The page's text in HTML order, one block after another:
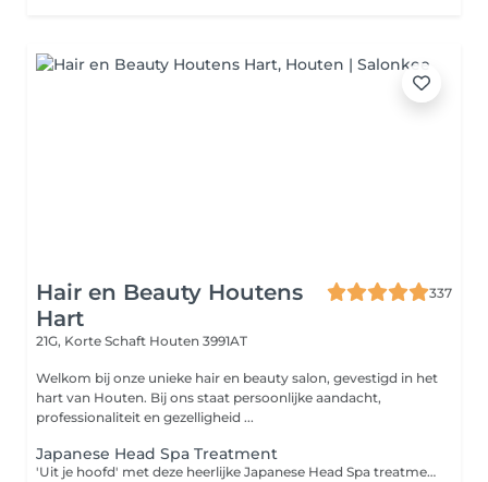
Hair en Beauty Houtens
Hart
337
21G, Korte Schaft Houten 3991AT
Welkom bij onze unieke hair en beauty salon, gevestigd in het
hart van Houten. Bij ons staat persoonlijke aandacht,
professionaliteit en gezelligheid ...
Japanese Head Spa Treatment
'Uit je hoofd' met deze heerlijke Japanese Head Spa treatment. Tijdens deze behandeling wordt je hoofdhuid, gezicht, nek en schouders gemasseerd met de producten van FFOR . Deze zijn 100% vegan en gemaakt van natuurlijk afgeleide ingrediënten. Tijdens de massage wordt je hoofdhuid grondig gereingd en gevoed. Je haar wordt hierna losjes met de hand gedroogd.